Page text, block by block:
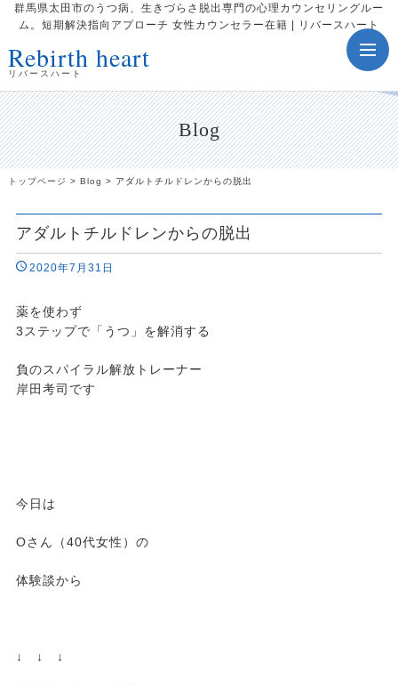
群馬県太田市のうつ病、生きづらさ脱出専門の心理カウンセリングルー
ム。短期解決指向アプローチ 女性カウンセラー在籍 | リバースハート
Rebirth heart
リバースハート
Blog
トップページ > Blog > アダルトチルドレンからの脱出
アダルトチルドレンからの脱出
2020年7月31日
薬を使わず
3ステップで「うつ」を解消する
負のスパイラル解放トレーナー
岸田考司です
今日は
Oさん（40代女性）の
体験談から
↓ ↓ ↓
toggle